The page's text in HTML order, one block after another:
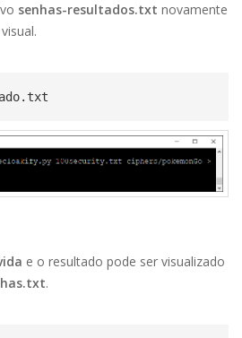
senhas-resultados.txt novamente
e o resultado pode ser visualizado
.